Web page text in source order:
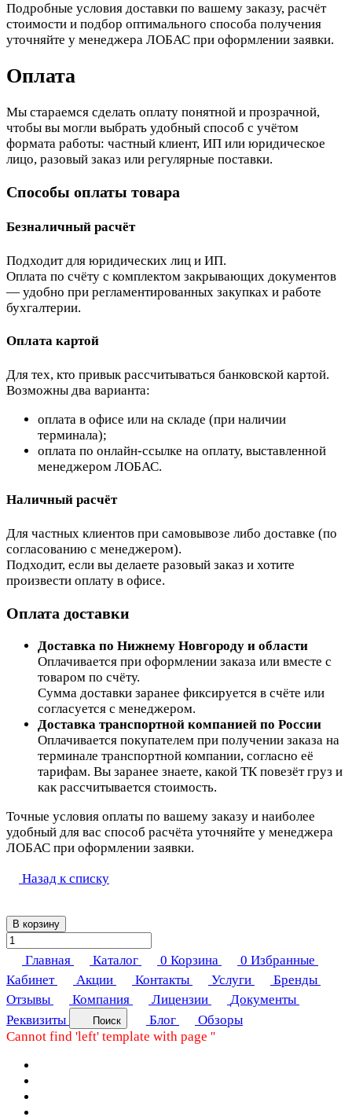
Подробные условия доставки по вашему заказу, расчёт
стоимости и подбор оптимального способа получения
уточняйте у менеджера ЛОБАС при оформлении заявки.
Оплата
Мы стараемся сделать оплату понятной и прозрачной,
чтобы вы могли выбрать удобный способ с учётом
формата работы: частный клиент, ИП или юридическое
лицо, разовый заказ или регулярные поставки.
Способы оплаты товара
Безналичный расчёт
Подходит для юридических лиц и ИП.
Оплата по счёту с комплектом закрывающих документов
— удобно при регламентированных закупках и работе
бухгалтерии.
Оплата картой
Для тех, кто привык рассчитываться банковской картой.
Возможны два варианта:
оплата в офисе или на складе (при наличии
терминала);
оплата по онлайн-ссылке на оплату, выставленной
менеджером ЛОБАС.
Наличный расчёт
Для частных клиентов при самовывозе либо доставке (по
согласованию с менеджером).
Подходит, если вы делаете разовый заказ и хотите
произвести оплату в офисе.
Оплата доставки
Доставка по Нижнему Новгороду и области
Оплачивается при оформлении заказа или вместе с
товаром по счёту.
Сумма доставки заранее фиксируется в счёте или
согласуется с менеджером.
Доставка транспортной компанией по России
Оплачивается покупателем при получении заказа на
терминале транспортной компании, согласно её
тарифам. Вы заранее знаете, какой ТК повезёт груз и
как рассчитывается стоимость.
Точные условия оплаты по вашему заказу и наиболее
удобный для вас способ расчёта уточняйте у менеджера
ЛОБАС при оформлении заявки.
Назад к списку
В корзину
Главная Каталог 0 Корзина 0 Избранные
Кабинет
Акции Контакты Услуги
Бренды
Отзывы
Компания Лицензии
Документы
Реквизиты
Поиск Блог
Обзоры
Cannot find 'left' template with page ''